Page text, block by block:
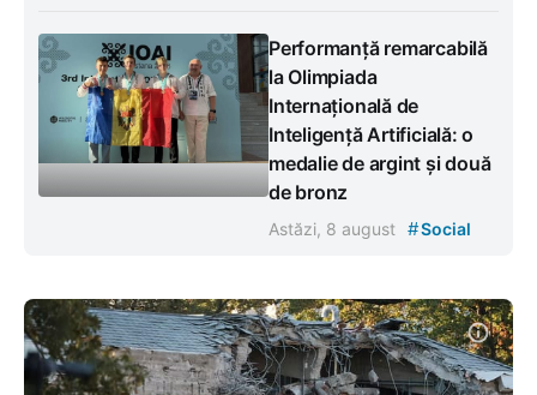
Performanță remarcabilă
la Olimpiada
Internațională de
Inteligență Artificială: o
medalie de argint și două
de bronz
Astăzi, 8 august #Social